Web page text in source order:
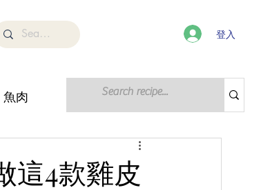
登入
魚肉 登入 / 註冊
這4款雞皮